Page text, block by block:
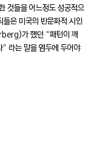
것들을 어느정도 성공적으
들은 미국의 반문화적 시인
가 했던 “패턴이 깨
라는 말을 염두에 두어야